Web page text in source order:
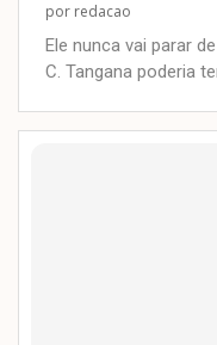
por redacao
Ele nunca vai parar
C. Tangana poderia